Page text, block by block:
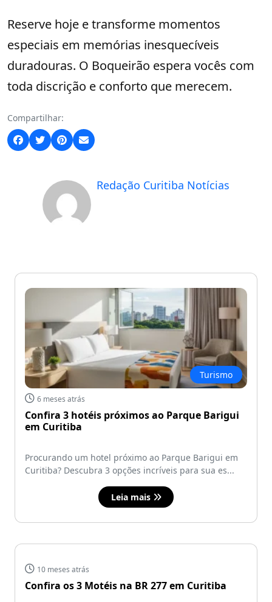
Reserve hoje e transforme momentos
especiais em memórias inesquecíveis
duradouras. O Boqueirão espera vocês com
toda discrição e conforto que merecem.
Compartilhar:
Redação Curitiba Notícias
Turismo
6 meses atrás
Confira 3 hotéis próximos ao Parque Barigui
em Curitiba
Procurando um hotel próximo ao Parque Barigui em
Curitiba? Descubra 3 opções incríveis para sua es...
Leia mais
10 meses atrás
Confira os 3 Motéis na BR 277 em Curitiba